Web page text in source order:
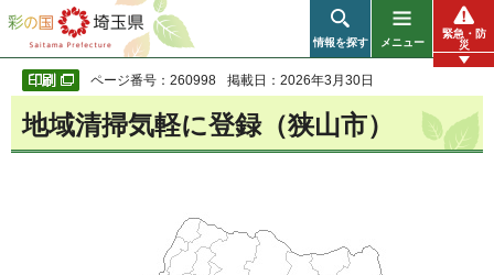
彩の国 埼玉県
情報を探す メニュー
緊急・防
災
ページ番号：260998 掲載日：2026年3月30日
地域清掃気軽に登録（狭山市）